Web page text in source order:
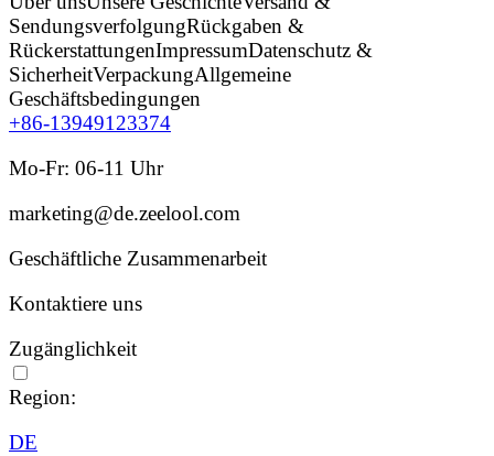
SendungsverfolgungRückgaben &
RückerstattungenImpressumDatenschutz &
SicherheitVerpackungAllgemeine
Geschäftsbedingungen
+86-13949123374
Mo-Fr: 06-11 Uhr
marketing@de.zeelool.com
Geschäftliche Zusammenarbeit
Kontaktiere uns
Zugänglichkeit
Region:
DE